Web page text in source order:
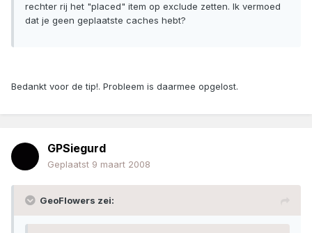
rechter rij het "placed" item op exclude zetten. Ik vermoed
dat je geen geplaatste caches hebt?
Bedankt voor de tip!. Probleem is daarmee opgelost.
GPSiegurd
Geplaatst 9 maart 2008
GeoFlowers zei: